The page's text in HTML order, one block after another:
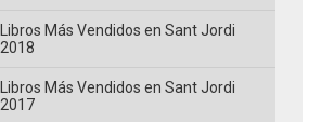
Libros Más Vendidos en Sant Jordi
2018
Libros Más Vendidos en Sant Jordi
2017